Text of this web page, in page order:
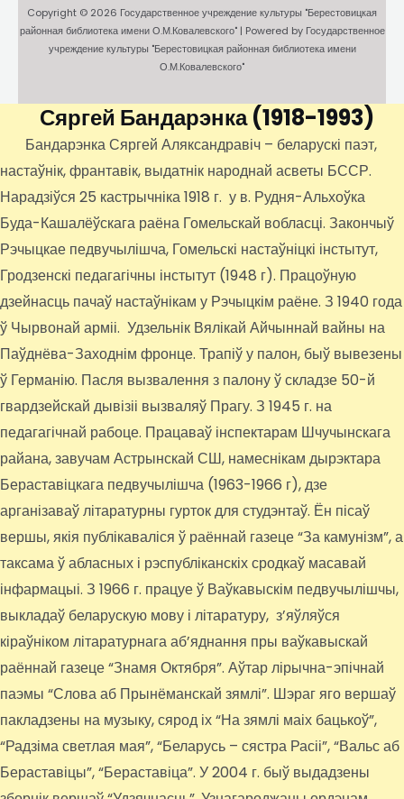
Copyright © 2026 Государственное учреждение культуры "Берестовицкая
районная библиотека имени О.М.Ковалевского" | Powered by Государственное
учреждение культуры "Берестовицкая районная библиотека имени
О.М.Ковалевского"
Сяргей Бандарэнка(1918-1993)
Бандарэнка Сяргей Аляксандравіч – беларускі паэт,
настаўнік, франтавік, выдатнік народнай асветы БССР.
Нарадзіўся 25 кастрычніка 1918 г. у в. Рудня-Альхоўка
Буда-Кашалёўскага раёна Гомельскай вобласці. Закончыў
Рэчыцкае педвучылішча, Гомельскі настаўніцкі інстытут,
Гродзенскі педагагічны інстытут (1948 г). Працоўную
дзейнасць пачаў настаўнікам у Рэчыцкім раёне. З 1940 года
ў Чырвонай арміі. Удзельнік Вялікай Айчыннай вайны на
Паўднёва-Заходнім фронце. Трапіў у палон, быў вывезены
ў Германію. Пасля вызвалення з палону ў складзе 50-й
гвардзейскай дывізіі вызваляў Прагу. З 1945 г. на
педагагічнай рабоце. Працаваў інспектарам Шчучынскага
райана, завучам Астрынскай СШ, намеснікам дырэктара
Бераставіцкага педвучылішча (1963-1966 г), дзе
арганізаваў літаратурны гурток для студэнтаў. Ён пісаў
вершы, якія публікаваліся ў раённай газеце “За камунізм”, а
таксама ў абласных і рэспубліканскіх сродкаў масавай
інфармацыі. З 1966 г. працуе ў Ваўкавыскім педвучылішчы,
выкладаў беларускую мову і літаратуру, з’яўляўся
кіраўніком літаратурнага аб’яднання пры ваўкавыскай
раённай газеце “Знамя Октября”. Аўтар лірычна-эпічнай
паэмы “Слова аб Прынёманскай зямлі”. Шэраг яго вершаў
пакладзены на музыку, сярод іх “На зямлі маіх бацькоў”,
“Радзіма светлая мая”, “Беларусь – сястра Расіі”, “Вальс аб
Бераставіцы”, “Бераставіца”. У 2004 г. быў выдадзены